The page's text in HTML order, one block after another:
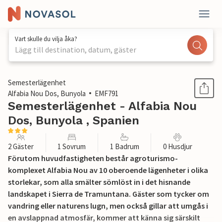
Vart skulle du vilja åka?
Lägg till destination, datum, gäster
1 / 42
Semesterlägenhet
Alfabia Nou Dos, Bunyola
EMF791
Semesterlägenhet - Alfabia Nou
Dos, Bunyola , Spanien
2 Gäster 1 Sovrum 1 Badrum 0 Husdjur
Förutom huvudfastigheten består agroturismo-
komplexet Alfabia Nou av 10 oberoende lägenheter i olika
storlekar, som alla smälter sömlöst in i det hisnande
landskapet i Sierra de Tramuntana. Gäster som tycker om
vandring eller naturens lugn, men också gillar att umgås i
en avslappnad atmosfär, kommer att känna sig särskilt